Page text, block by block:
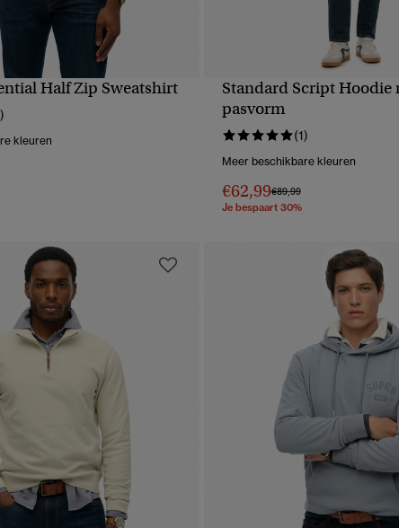
WEERGAVE
Half Zip Sweatshirt
kleuren
van
SNELLE
Standard Script Hoodie
pasvorm
(1)
Meer beschikbare kleuren
€62,99Prijs verlaagd van
€89,99naar
Je bespaart 30%